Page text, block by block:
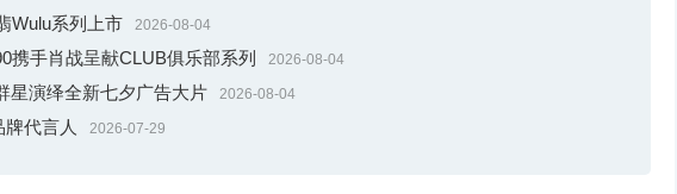
Wulu系列上市 2026-08-04
携手肖战呈献CLUB俱乐部系列 2026-08-04
星演绎全新七夕广告大片 2026-08-04
代言人 2026-07-29